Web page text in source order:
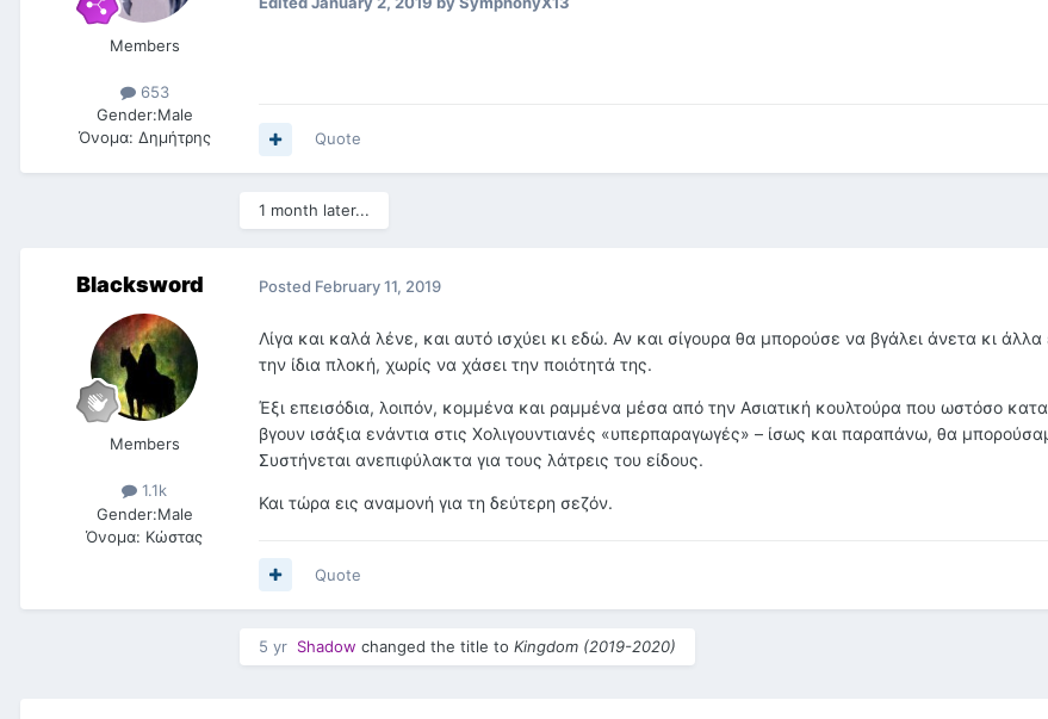
Members
653
Gender:Male
Όνομα: Δημήτρης Quote
1 month later...
Blacksword
Members
1.1k
Gender:Male
Όνομα: Κώστας
Posted February 11, 2019
Λίγα και καλά λένε, και αυτό ισχύει κι εδώ. Αν και σίγουρα θα μπορούσε να βγάλει άνετα κι άλλα
την ίδια πλοκή, χωρίς να χάσει την ποιότητά της.
Έξι επεισόδια, λοιπόν, κομμένα και ραμμένα μέσα από την Ασιατική κουλτούρα που ωστόσο
βγουν ισάξια ενάντια στις Χολιγουντιανές «υπερπαραγωγές» – ίσως και παραπάνω, θα
Συστήνεται ανεπιφύλακτα για τους λάτρεις του είδους.
Και τώρα εις αναμονή για τη δεύτερη σεζόν.
Quote
5 yr Shadow changed the title to Kingdom (2019-2020)